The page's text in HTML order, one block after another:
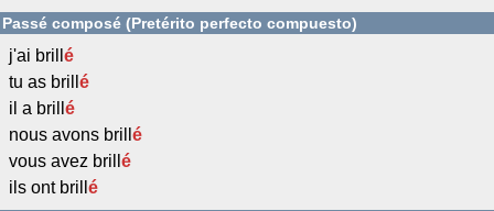
Passé composé (Pretérito perfecto compuesto)
j'ai brill é
tu as brill é
il a brill é
nous avons brill é
vous avez brill é
ils ont brill é